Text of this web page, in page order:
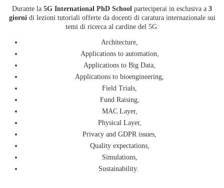
Durante la 5G International PhD School parteciperai in esclusiva a 3
giorni di lezioni tutoriali offerte da docenti di caratura internazionale sui
temi di ricerca al cardine del 5G:
Architecture,
Applications to automation,
Applications to Big Data,
Applications to bioengineering,
Field Trials,
Fund Raising,
MAC Layer,
Physical Layer,
Privacy and GDPR issues,
Quality expectations,
Simulations,
Sustainability.